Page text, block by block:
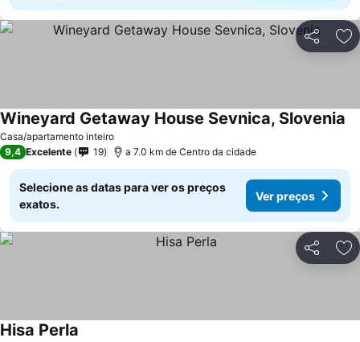
Partilhar
Casa/apartamento inteiro
Wineyard Getaway House Sevnica, Slovenia
9,4 Excelente 19 a 7.0 km de Centro da cidade
Selecione as datas para ver os preços
exatos.
Ver preços
Partilhar
Hisa Perla